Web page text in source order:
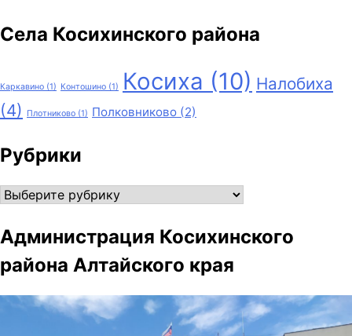
Села Косихинского района
Каркавино (1) Контошино (1) Косиха (10) Налобиха
(4)
Плотниково (1) Полковниково (2)
Рубрики
Рубрики
Администрация Косихинского
района Алтайского края